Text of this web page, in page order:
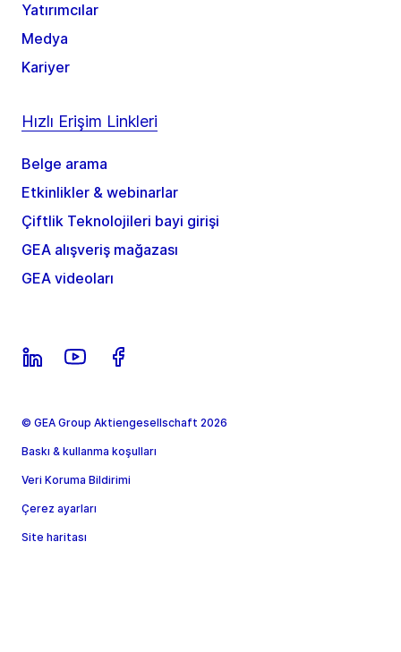
Yatırımcılar
Medya
Kariyer
Hızlı Erişim Linkleri
Belge arama
Etkinlikler & webinarlar
Çiftlik Teknolojileri bayi girişi
GEA alışveriş mağazası
GEA videoları
© GEA Group Aktiengesellschaft 2026
Baskı & kullanma koşulları
Veri Koruma Bildirimi
Çerez ayarları
Site haritası